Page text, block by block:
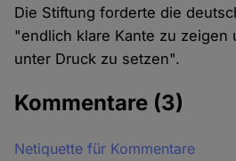
Die Stiftung forderte die
"endlich klare Kante zu zeigen
unter Druck zu setzen".
Kommentare (3)
Netiquette für Kommentare